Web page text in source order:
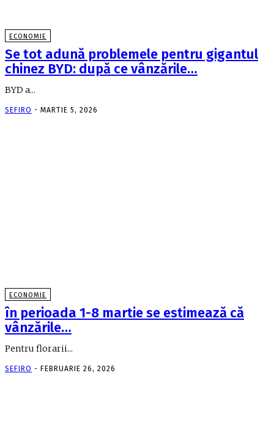
ECONOMIE
Se tot adună problemele pentru gigantul
chinez BYD: după ce vânzările…
BYD a...
SEFIRO - MARTIE 5, 2026
ECONOMIE
în perioada 1-8 martie se estimează că
vânzările…
Pentru florarii...
SEFIRO - FEBRUARIE 26, 2026